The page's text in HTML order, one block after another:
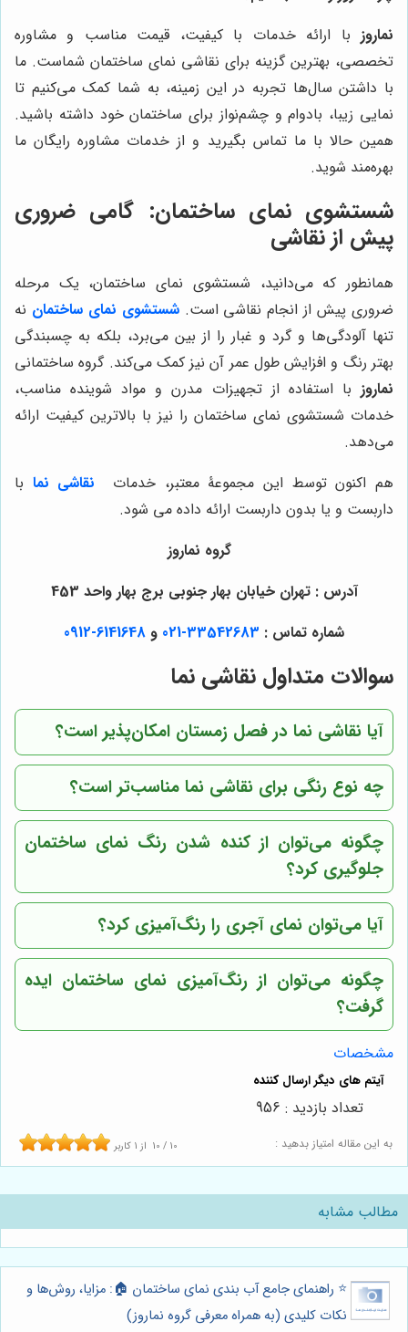
نماروز با ارائه خدمات با کیفیت، قیمت مناسب و مشاوره
تخصصی، بهترین گزینه برای نقاشی نمای ساختمان شماست. ما
با داشتن سال‌ها تجربه در این زمینه، به شما کمک می‌کنیم تا
نمایی زیبا، بادوام و چشم‌نواز برای ساختمان خود داشته باشید.
همین حالا با ما تماس بگیرید و از خدمات مشاوره رایگان ما
بهره‌مند شوید.
شستشوی نمای ساختمان: گامی ضروری
پیش از نقاشی
همانطور که می‌دانید، شستشوی نمای ساختمان، یک مرحله
ضروری پیش از انجام نقاشی است.شستشوی نمای ساختمان نه
تنها آلودگی‌ها و گرد و غبار را از بین می‌برد، بلکه به چسبندگی
بهتر رنگ و افزایش طول عمر آن نیز کمک می‌کند. گروه ساختمانی
نماروز با استفاده از تجهیزات مدرن و مواد شوینده مناسب،
خدمات شستشوی نمای ساختمان را نیز با بالاترین کیفیت ارائه
می‌دهد.
هم اکنون توسط این مجموعۀ معتبر، خدمات
نقاشی نما با
داربست و یا بدون داربست ارائه داده می شود.
گروه نماروز
آدرس : تهران خیابان بهار جنوبی برج بهار واحد 453
شماره تماس : 33542683-021 و 6141648-0912
سوالات متداول نقاشی نما
آیا نقاشی نما در فصل زمستان امکان‌پذیر است؟
چه نوع رنگی برای نقاشی نما مناسب‌تر است؟
چگونه می‌توان از کنده شدن رنگ نمای ساختمان
جلوگیری کرد؟
آیا می‌توان نمای آجری را رنگ‌آمیزی کرد؟
چگونه می‌توان از رنگ‌آمیزی نمای ساختمان ایده
گرفت؟
مشخصات
به این مقاله امتیاز بدهید : 10 / 10 از 1 کاربر
تعداد بازدید : 956
مطالب مشابه
⭐️ راهنمای جامع آب بندی نمای ساختمان 🏠: مزایا، روش‌ها و
نکات کلیدی (به همراه معرفی گروه نماروز)